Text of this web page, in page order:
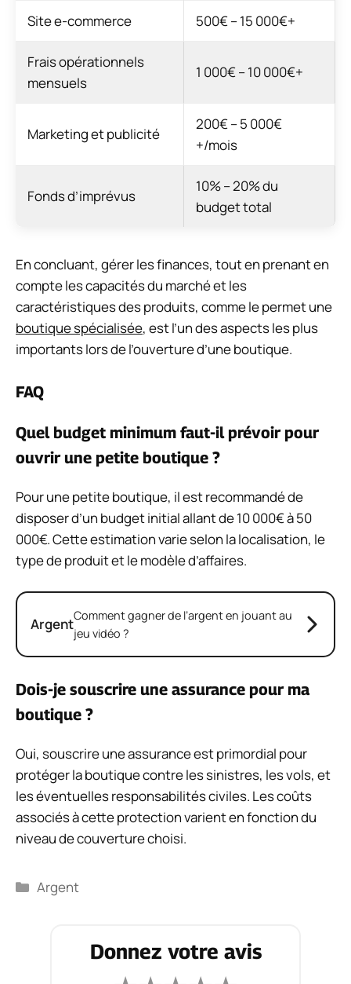
Site e-commerce 500€ – 15 000€+
Frais opérationnels
mensuels
1 000€ – 10 000€+
Marketing et publicité
200€ – 5 000€
+/mois
Fonds d’imprévus
10% – 20% du
budget total
En concluant, gérer les finances, tout en prenant en
compte les capacités du marché et les
caractéristiques des produits, comme le permet une
boutique spécialisée, est l’un des aspects les plus
importants lors de l’ouverture d’une boutique.
FAQ
Quel budget minimum faut-il prévoir pour
ouvrir une petite boutique ?
Pour une petite boutique, il est recommandé de
disposer d’un budget initial allant de 10 000€ à 50
000€. Cette estimation varie selon la localisation, le
type de produit et le modèle d’affaires.
ArgentComment gagner de l’argent en jouant au
jeu vidéo ?
Dois-je souscrire une assurance pour ma
boutique ?
Oui, souscrire une assurance est primordial pour
protéger la boutique contre les sinistres, les vols, et
les éventuelles responsabilités civiles. Les coûts
associés à cette protection varient en fonction du
niveau de couverture choisi.
Catégories
Argent
Donnez votre avis